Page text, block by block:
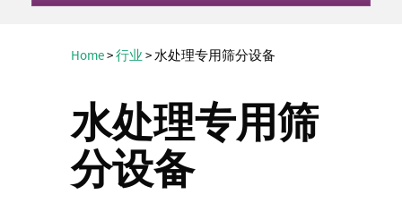
Home>行业>水处理专用筛分设备
水处理专用筛
分设备